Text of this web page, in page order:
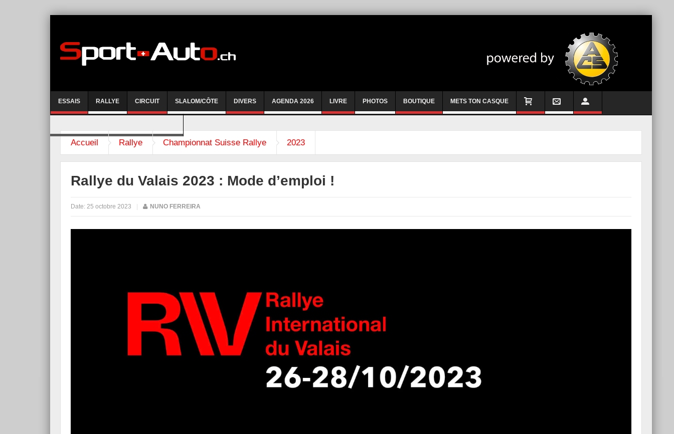
ESSAIS RALLYE CIRCUIT SLALOM/CÔTE DIVERS AGENDA 2026 LIVRE PHOTOS BOUTIQUE METS TON CASQUE
Accueil Rallye Championnat Suisse Rallye 2023
Rallye du Valais 2023 : Mode d’emploi !
Date: 25 octobre 2023 NUNO FERREIRA